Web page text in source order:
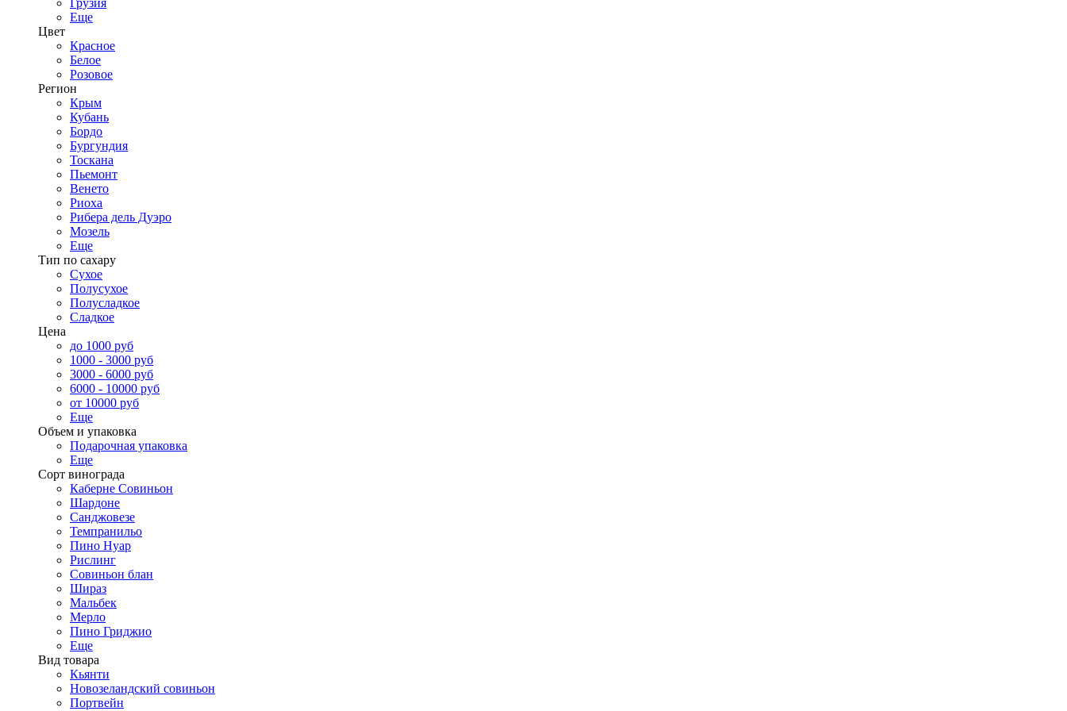
Грузия
Еще
Цвет
Красное
Белое
Розовое
Регион
Крым
Кубань
Бордо
Бургундия
Тоскана
Пьемонт
Венето
Риоха
Рибера дель Дуэро
Мозель
Еще
Тип по сахару
Сухое
Полусухое
Полусладкое
Сладкое
Цена
до 1000 руб
1000 - 3000 руб
3000 - 6000 руб
6000 - 10000 руб
от 10000 руб
Еще
Объем и упаковка
Подарочная упаковка
Еще
Сорт винограда
Каберне Совиньон
Шардоне
Санджовезе
Темпранильо
Пино Нуар
Рислинг
Совиньон блан
Шираз
Мальбек
Мерло
Пино Гриджио
Еще
Вид товара
Кьянти
Новозеландский совиньон
Портвейн